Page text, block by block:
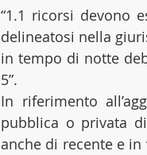
“1.1 ricorsi devono
delineatosi nella
in tempo di notte
5”.
In riferimento
pubblica o privata
anche di recente e